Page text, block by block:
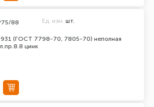
931 (ГОСТ 7798-70, 7805-70) неполная
цинк
88 Ед. изм. шт.